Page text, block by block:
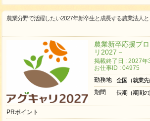
農業分野で活躍したい2027年新卒生と成長する農業法人と
農業新卒応援プ
リ2027－
掲載終了日 : 2027年
お仕事ID : 04975
勤務地
全国（就業先
期間
長期（期間の
PRポイント